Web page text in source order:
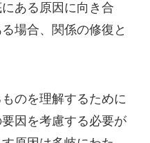
ある原因に向き合
場合、関係の修復と
のを理解するために
因を考慮する必要が